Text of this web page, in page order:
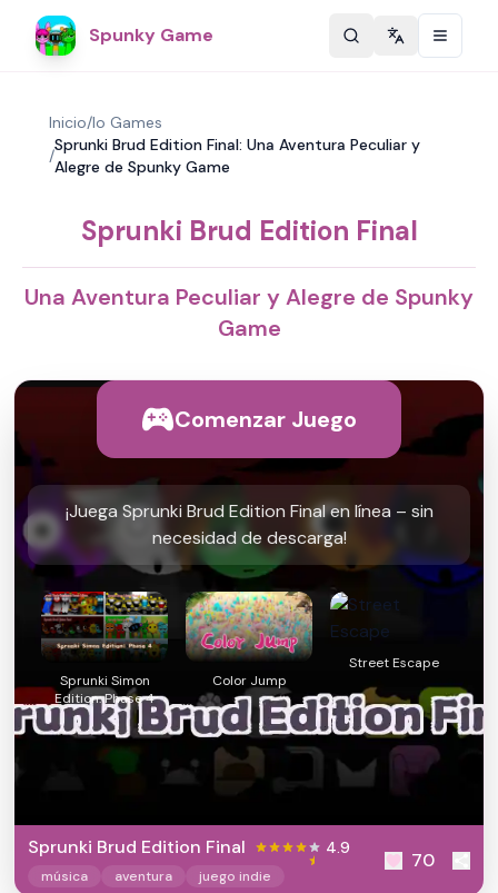
Spunky Game Change
Inicio/Io Games
/
Sprunki Brud Edition Final: Una Aventura Peculiar y
Alegre de Spunky Game
Sprunki Brud Edition Final
Una Aventura Peculiar y Alegre de Spunky
Game
Comenzar Juego
¡Juega Sprunki Brud Edition Final en línea – sin
necesidad de descarga!
Sprunki Simon
Edition: Phase 4
Color Jump
Street Escape
Sprunki Brud Edition Final 4.9
música aventura juego indie
70